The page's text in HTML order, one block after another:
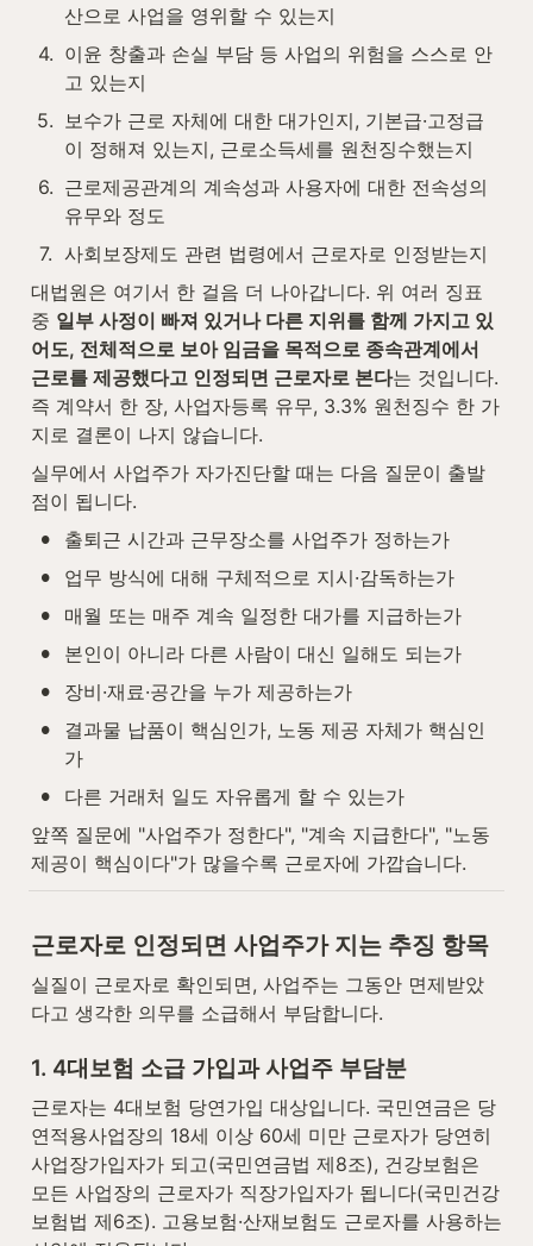
산으로 사업을 영위할 수 있는지
4. 이윤 창출과 손실 부담 등 사업의 위험을 스스로 안
고 있는지
5.
보수가 근로 자체에 대한 대가인지, 기본급·고정급
이 정해져 있는지, 근로소득세를 원천징수했는지
6. 근로제공관계의 계속성과 사용자에 대한 전속성의
유무와 정도
7. 사회보장제도 관련 법령에서 근로자로 인정받는지
대법원은 여기서 한 걸음 더 나아갑니다. 위 여러 징표
중 일부 사정이 빠져 있거나 다른 지위를 함께 가지고 있
어도, 전체적으로 보아 임금을 목적으로 종속관계에서
근로를 제공했다고 인정되면 근로자로 본다는 것입니다.
즉 계약서 한 장, 사업자등록 유무, 3.3% 원천징수 한 가
지로 결론이 나지 않습니다.
실무에서 사업주가 자가진단할 때는 다음 질문이 출발
점이 됩니다.
• 출퇴근 시간과 근무장소를 사업주가 정하는가
• 업무 방식에 대해 구체적으로 지시·감독하는가
• 매월 또는 매주 계속 일정한 대가를 지급하는가
• 본인이 아니라 다른 사람이 대신 일해도 되는가
• 장비·재료·공간을 누가 제공하는가
•
결과물 납품이 핵심인가, 노동 제공 자체가 핵심인
가
•
다른 거래처 일도 자유롭게 할 수 있는가
앞쪽 질문에 "사업주가 정한다", "계속 지급한다", "노동
제공이 핵심이다"가 많을수록 근로자에 가깝습니다.
근로자로 인정되면 사업주가 지는 추징 항목
실질이 근로자로 확인되면, 사업주는 그동안 면제받았
다고 생각한 의무를 소급해서 부담합니다.
1. 4대보험 소급 가입과 사업주 부담분
근로자는 4대보험 당연가입 대상입니다. 국민연금은 당
연적용사업장의 18세 이상 60세 미만 근로자가 당연히
사업장가입자가 되고(국민연금법 제8조), 건강보험은
모든 사업장의 근로자가 직장가입자가 됩니다(국민건강
보험법 제6조). 고용보험·산재보험도 근로자를 사용하는